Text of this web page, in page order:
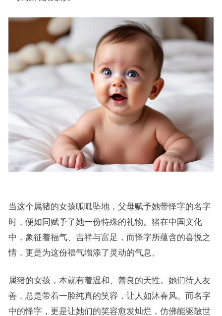
当这个属猪的女孩呱呱坠地，父母赋予她带怿字的名字
时，便如同赋予了她一份特殊的礼物。猪在中国文化
中，象征着福气、吉祥与富足，而怿字所蕴含的喜悦之
情，更是为这份福气增添了灵动的气息。
属猪的女孩，本就有着温和、善良的天性。她们待人友
善，总是带着一脸纯真的笑容，让人如沐春风。而名字
中的怿字，更是让她们的笑容愈发灿烂，仿佛能驱散世